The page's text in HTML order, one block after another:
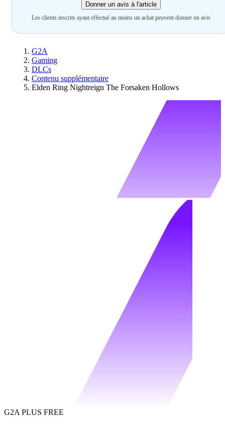
Donner un avis à l'article
Les clients inscrits ayant effectué au moins un achat peuvent donner un avis
G2A
Gaming
DLCs
Contenu supplémentaire
Elden Ring Nightreign The Forsaken Hollows
G2A PLUS FREE